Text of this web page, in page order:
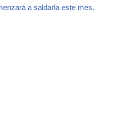
a saldarla este mes.